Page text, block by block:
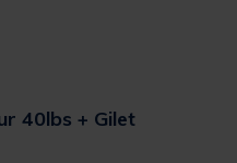
40lbs + Gilet